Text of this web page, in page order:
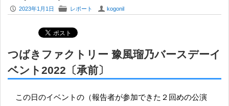
P 2023年1月1日 F レポート U kogonil
つばきファクトリー 豫風瑠乃バースデーイ
ベント2022〔承前〕
この日のイベントの（報告者が参加できた２回めの公演